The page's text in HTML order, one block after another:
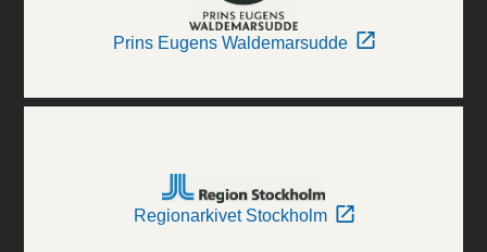
Prins Eugens Waldemarsudde
Regionarkivet Stockholm